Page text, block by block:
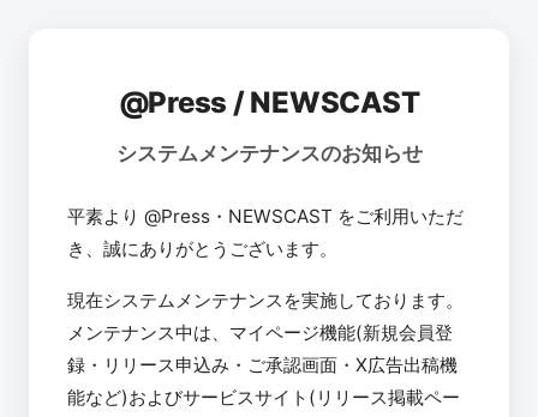
@Press / NEWSCAST
システムメンテナンスのお知らせ
平素より @Press・NEWSCAST をご利用いただ
き、誠にありがとうございます。
現在システムメンテナンスを実施しております。
メンテナンス中は、マイページ機能(新規会員登
録・リリース申込み・ご承認画面・X広告出稿機
能など)およびサービスサイト(リリース掲載ペー